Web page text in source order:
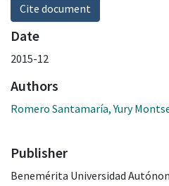
Cite document
Date
2015-12
Authors
Romero Santamaría, Yury
Publisher
Benemérita Universidad